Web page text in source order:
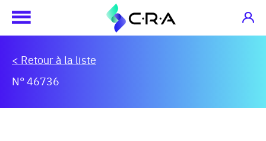
< Retour à la liste
N° 46736